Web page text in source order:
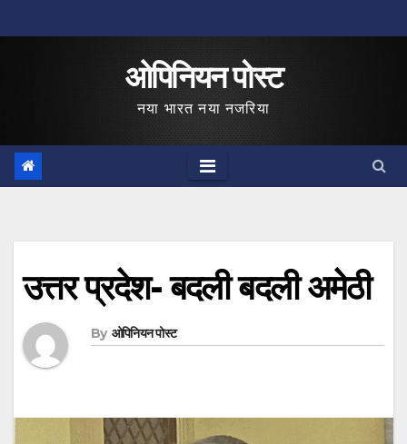
to
ओपिनियन पोस्ट
नया भारत नया नजरिया
उत्तर प्रदेश- बदली बदली अमेठी
By ओपिनियन पोस्ट